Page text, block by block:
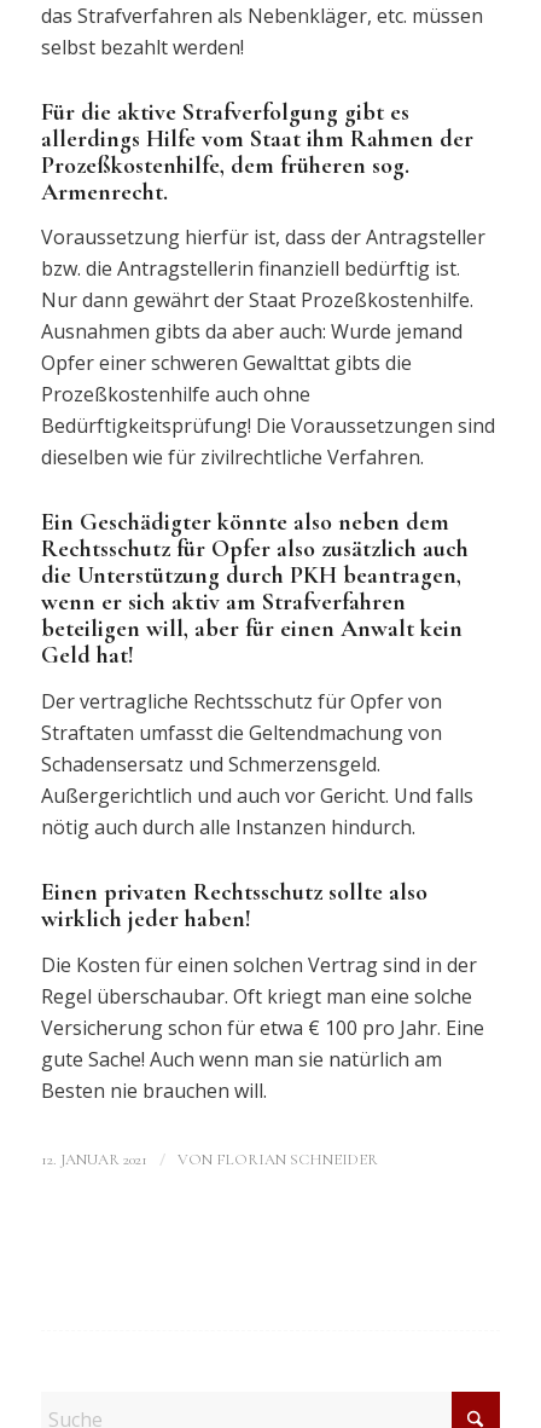
das Strafverfahren als Nebenkläger, etc. müssen
selbst bezahlt werden!
Für die aktive Strafverfolgung gibt es
allerdings Hilfe vom Staat ihm Rahmen der
Prozeßkostenhilfe, dem früheren sog.
Armenrecht.
Voraussetzung hierfür ist, dass der Antragsteller
bzw. die Antragstellerin finanziell bedürftig ist.
Nur dann gewährt der Staat Prozeßkostenhilfe.
Ausnahmen gibts da aber auch: Wurde jemand
Opfer einer schweren Gewalttat gibts die
Prozeßkostenhilfe auch ohne
Bedürftigkeitsprüfung! Die Voraussetzungen sind
dieselben wie für zivilrechtliche Verfahren.
Ein Geschädigter könnte also neben dem
Rechtsschutz für Opfer also zusätzlich auch
die Unterstützung durch PKH beantragen,
wenn er sich aktiv am Strafverfahren
beteiligen will, aber für einen Anwalt kein
Geld hat!
Der vertragliche Rechtsschutz für Opfer von
Straftaten umfasst die Geltendmachung von
Schadensersatz und Schmerzensgeld.
Außergerichtlich und auch vor Gericht. Und falls
nötig auch durch alle Instanzen hindurch.
Einen privaten Rechtsschutz sollte also
wirklich jeder haben!
Die Kosten für einen solchen Vertrag sind in der
Regel überschaubar. Oft kriegt man eine solche
Versicherung schon für etwa € 100 pro Jahr. Eine
gute Sache! Auch wenn man sie natürlich am
Besten nie brauchen will.
12. JANUAR 2021 / VON FLORIAN SCHNEIDER